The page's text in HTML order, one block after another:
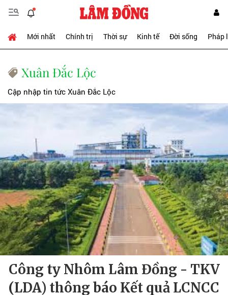
Mới nhất Chính trị Thời sự Kinh tế Đời sống Pháp
Xuân Đắc Lộc
Cập nhập tin tức Xuân Đắc Lộc
Công ty Nhôm Lâm Đồng - TKV
(LDA) thông báo Kết quả LCNCC